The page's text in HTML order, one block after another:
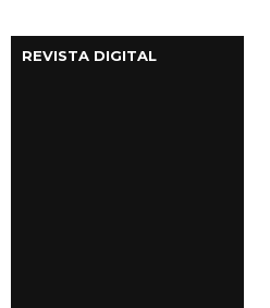
REVISTA DIGITAL